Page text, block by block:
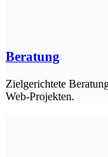
Beratung
Zielgerichtete
Web-Projekten.